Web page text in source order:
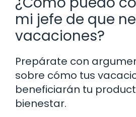
mi jefe de que
vacaciones?
Prepárate con
sobre cómo tus
beneficiarán tu
bienestar.